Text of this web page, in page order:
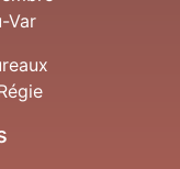
Var